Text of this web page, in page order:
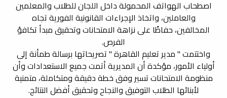
اصطحاب الهواتف المحمولة داخل اللجان للطلاب والمعلمين
والعاملين، واتخاذ الإجراءات القانونية الفورية تجاه
المخالفين، حفاظًا على نزاهة الامتحانات وتحقيق مبدأ تكافؤ
الفرص.
واختتمت " مدير تعليم القاهرة " تصريحاتها برسالة طمأنة إلى
أولياء الأمور، مؤكدة أن المديرية أتمت جميع الاستعدادات وأن
منظومة الامتحانات تسير وفق خطة دقيقة ومتكاملة، متمنية
لأبنائها الطلاب التوفيق والنجاح وتحقيق أفضل النتائج.